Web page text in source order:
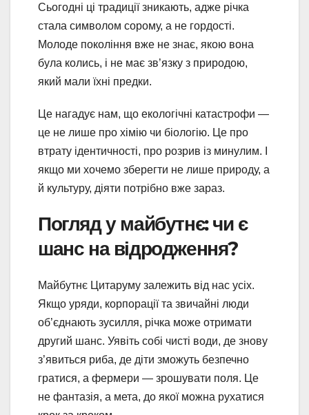
Сьогодні ці традиції зникають, адже річка
стала символом сорому, а не гордості.
Молоде покоління вже не знає, якою вона
була колись, і не має зв’язку з природою,
який мали їхні предки.
Це нагадує нам, що екологічні катастрофи —
це не лише про хімію чи біологію. Це про
втрату ідентичності, про розрив із минулим. І
якщо ми хочемо зберегти не лише природу, а
й культуру, діяти потрібно вже зараз.
Погляд у майбутнє: чи є
шанс на відродження?
Майбутнє Цитаруму залежить від нас усіх.
Якщо уряди, корпорації та звичайні люди
об’єднають зусилля, річка може отримати
другий шанс. Уявіть собі чисті води, де знову
з’явиться риба, де діти зможуть безпечно
гратися, а фермери — зрошувати поля. Це
не фантазія, а мета, до якої можна рухатися